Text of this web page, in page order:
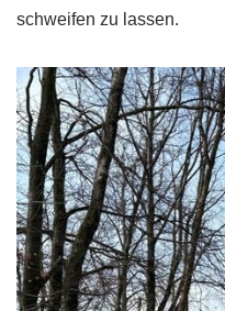
schweifen zu lassen.